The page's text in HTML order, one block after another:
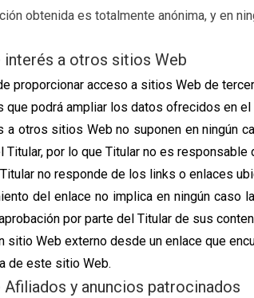
obtenida es totalmente anónima, y en
interés a otros sitios Web
proporcionar acceso a sitios Web de
que podrá ampliar los datos ofrecidos en
a otros sitios Web no suponen en ningún
Titular, por lo que Titular no es
no responde de los links o enlaces
del enlace no implica en ningún
por parte del Titular de sus
sitio Web externo desde un enlace que
de este sitio Web.
Afiliados y anuncios patrocinados